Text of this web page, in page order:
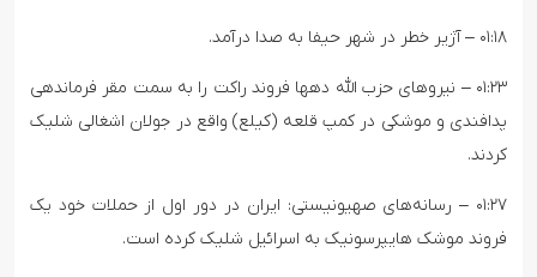
۰۱:۱۸ – آژیر خطر در شهر حیفا به صدا درآمد.
۰۱:۲۳ – نیروهای حزب الله دهها فروند راکت را به سمت مقر فرماندهی
پدافندی و موشکی در کمپ قلعه (کیلع) واقع در جولان اشغالی شلیک
کردند.
۰۱:۲۷ – رسانه‌های صهیونیستی: ایران در دور اول از حملات خود یک
فروند موشک هایپرسونیک به اسرائیل شلیک کرده است.